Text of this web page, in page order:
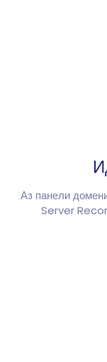
Аз панели
Server